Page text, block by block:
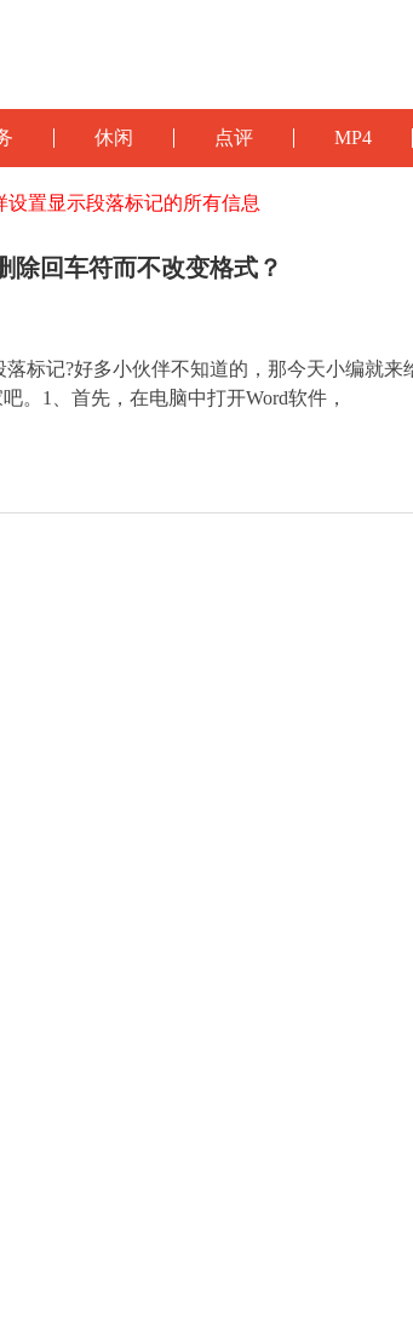
休闲 点评 MP4
置显示段落标记的所有信息
除回车符而不改变格式？
落标记?好多小伙伴不知道的，那今天小编就来
。1、首先，在电脑中打开Word软件，